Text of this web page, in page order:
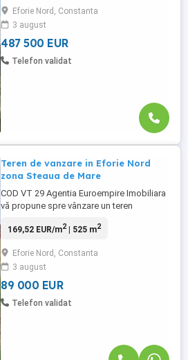
imobiliară. Proprietatea este o reală
investiţie pentru dezvoltarea şi
comercializarea imobilelor
Eforie Nord, Constanta
3 august
487 500 EUR
Telefon validat
Teren de vanzare in Eforie Nord
zona Steaua de Mare
COD VT 29 Agentia Euroempire Imobiliara
vă propune spre vânzare un teren
Nord zona Steaua de Mare , avand o
colt la strada,utilitati, Terenul este ideal
pentru investiție sau pentru construirea
unei locuințe permanente ...
169,52 EUR/m2| 525 m2
Eforie Nord, Constanta
3 august
89 000 EUR
Telefon validat